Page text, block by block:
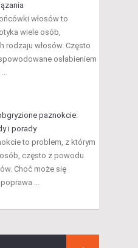
włosów to
wiele osób,
rodzaju włosów. Często
osłabieniem
…
paznokcie:
i porady
to problem, z którym
często z powodu
Choć może się
…